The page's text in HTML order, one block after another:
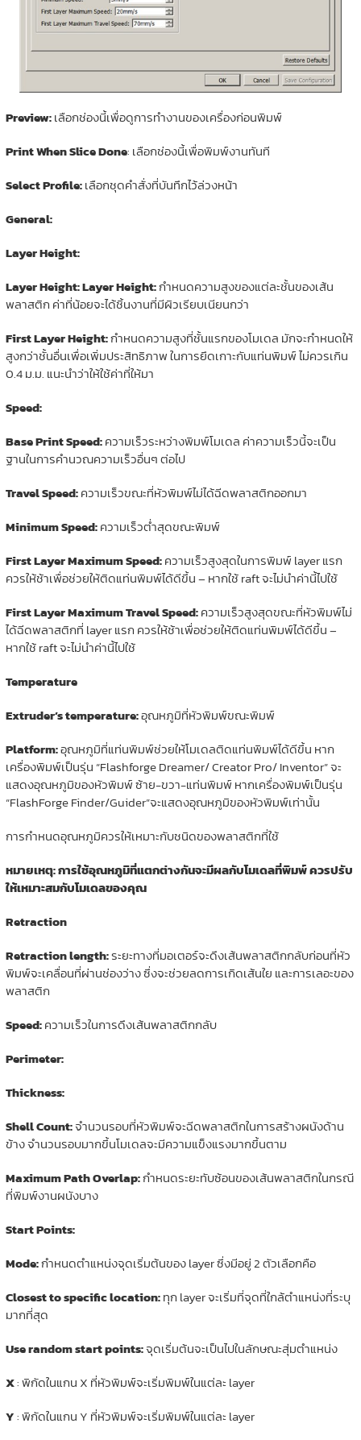
Preview:เลือกช่องนี้เพื่อดูการทำงานของเครื่องก่อนพิมพ์
Print When Slice Done: เลือกช่องนี้เพื่อพิมพ์งานทันที
Select Profile:เลือกชุดคำสั่งที่บันทึกไว้ล่วงหน้า
General:
Layer Height:
Layer Height: Layer Height:กำหนดความสูงของแต่ละชั้นของเส้น
พลาสติก ค่าที่น้อยจะได้ชิ้นงานที่มีผิวเรียบเนียนกว่า
First Layer Height:กำหนดความสูงที่ชั้นแรกของโมเดล มักจะกำหนดให้
สูงกว่าชั้นอื่นเพื่อเพิ่มประสิทธิภาพ ในการยึดเกาะกับแท่นพิมพ์ ไม่ควรเกิน
0.4 ม.ม. แนะนำว่าให้ใช้ค่าที่ให้มา
Speed:
Base Print Speed:ความเร็วระหว่างพิมพ์โมเดล ค่าความเร็วนี้จะเป็น
ฐานในการคำนวณความเร็วอื่นๆ ต่อไป
Travel Speed:ความเร็วขณะที่หัวพิมพ์ไม่ได้ฉีดพลาสติกออกมา
Minimum Speed:ความเร็วต่ำสุดขณะพิมพ์
First Layer Maximum Speed:ความเร็วสูงสุดในการพิมพ์ layer แรก
ควรให้ช้าเพื่อช่วยให้ติดแท่นพิมพ์ได้ดีขึ้น – หากใช้ raft จะไม่นำค่านี้ไปใช้
First Layer Maximum Travel Speed:ความเร็วสูงสุดขณะที่หัวพิมพ์ไม่
ได้ฉีดพลาสติกที่ layer แรก ควรให้ช้าเพื่อช่วยให้ติดแท่นพิมพ์ได้ดีขึ้น –
หากใช้ raft จะไม่นำค่านี้ไปใช้
Temperature
Extruder’s temperature:อุณหภูมิที่หัวพิมพ์ขณะพิมพ์
Platform:อุณหภูมิที่แท่นพิมพ์ช่วยให้โมเดลติดแท่นพิมพ์ได้ดีขึ้น หาก
เครื่องพิมพ์เป็นรุ่น “Flashforge Dreamer/ Creator Pro/ Inventor” จะ
แสดงอุณหภูมิของหัวพิมพ์ ซ้าย-ขวา-แท่นพิมพ์ หากเครื่องพิมพ์เป็นรุ่น
“FlashForge Finder/Guider”จะแสดงอุณหภูมิของหัวพิมพ์เท่านั้น
การกำหนดอุณหภูมิควรให้เหมาะกับชนิดของพลาสติกที่ใช้
หมายเหตุ: การใช้อุณหภูมิที่แตกต่างกันจะมีผลกับโมเดลที่พิมพ์ ควรปรับ
ให้เหมาะสมกับโมเดลของคุณ
Retraction
Retraction length:ระยะทางที่มอเตอร์จะดึงเส้นพลาสติกกลับก่อนที่หัว
พิมพ์จะเคลื่อนที่ผ่านช่องว่าง ซึ่งจะช่วยลดการเกิดเส้นใย และการเลอะของ
พลาสติก
Speed:ความเร็วในการดึงเส้นพลาสติกกลับ
Perimeter:
Thickness:
Shell Count:จำนวนรอบที่หัวพิมพ์จะฉีดพลาสติกในการสร้างผนังด้าน
ข้าง จำนวนรอบมากขึ้นโมเดลจะมีความแข็งแรงมากขึ้นตาม
Maximum Path Overlap:กำหนดระยะทับซ้อนของเส้นพลาสติกในกรณี
ที่พิมพ์งานผนังบาง
Start Points:
Mode:กำหนดตำแหน่งจุดเริ่มต้นของ layer ซึ่งมีอยู่ 2 ตัวเลือกคือ
Closest to specific location:ทุก layer จะเริ่มที่จุดที่ใกล้ตำแหน่งที่ระบุ
มากที่สุด
Use random start points:จุดเริ่มต้นจะเป็นไปในลักษณะสุ่มตำแหน่ง
X: พิกัดในแกน X ที่หัวพิมพ์จะเริ่มพิมพ์ในแต่ละ layer
Y: พิกัดในแกน Y ที่หัวพิมพ์จะเริ่มพิมพ์ในแต่ละ layer